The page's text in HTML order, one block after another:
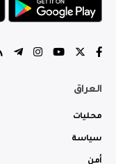
العراق
محليات
سياسة
أمن